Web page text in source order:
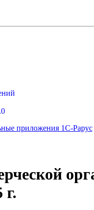
приложения 1С-Рарус
г.